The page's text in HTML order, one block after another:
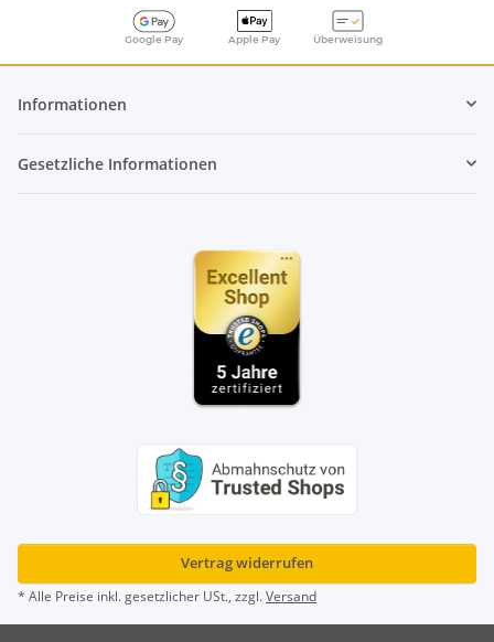
Google Pay Apple Pay Überweisung
Informationen
Gesetzliche Informationen
Vertrag widerrufen
* Alle Preise inkl. gesetzlicher USt., zzgl.Versand